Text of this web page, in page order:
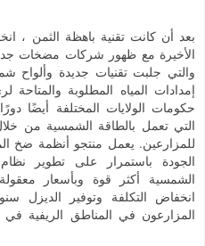
بعد أن كانت تقنية باهظة الثمن ،
الأخيرة مع ظهور شركات مضخات
والتي جلبت تقنيات جديدة وألواح
إمدادات المياه المطلوبة والمتاحة
حكومات الولايات المختلفة أيضًا
التي تعمل بالطاقة الشمسية من
للمزارعين. يعمل منتجو أنظمة ضخ
الجودة باستمرار على تطوير
الشمسية أكثر قوة وبأسعار
انخفاض التكلفة وتوفير الديزل
المزارعون في المناطق الريفية في